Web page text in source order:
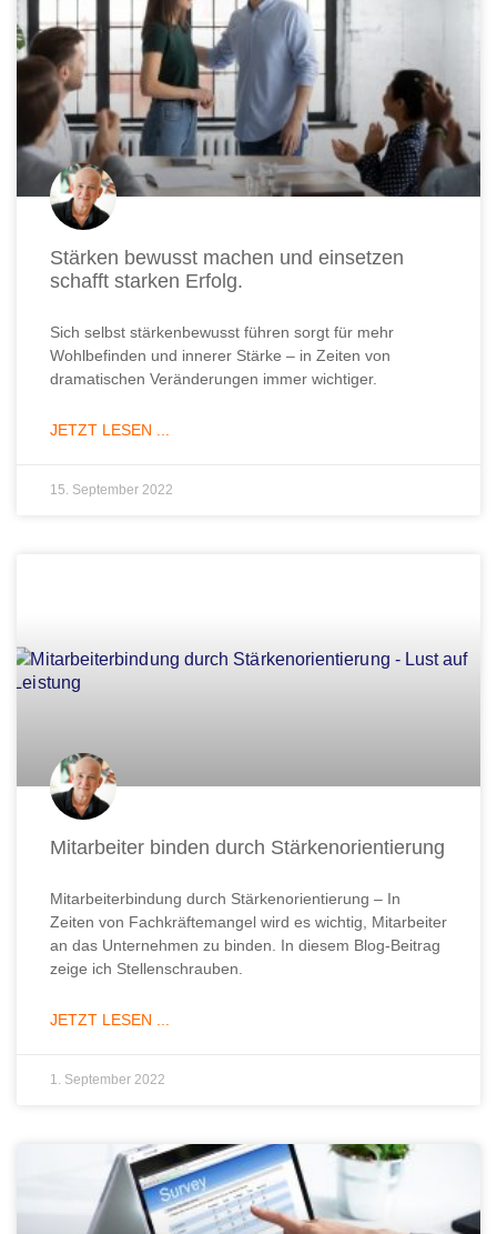
Stärken bewusst machen und einsetzen
schafft starken Erfolg.
Sich selbst stärkenbewusst führen sorgt für mehr
Wohlbefinden und innerer Stärke – in Zeiten von
dramatischen Veränderungen immer wichtiger.
JETZT LESEN ...
15. September 2022
Mitarbeiter binden durch Stärkenorientierung
Mitarbeiterbindung durch Stärkenorientierung – In
Zeiten von Fachkräftemangel wird es wichtig, Mitarbeiter
an das Unternehmen zu binden. In diesem Blog-Beitrag
zeige ich Stellenschrauben.
JETZT LESEN ...
1. September 2022